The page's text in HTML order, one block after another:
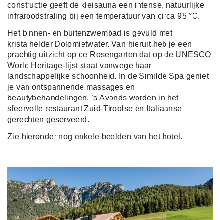
constructie geeft de kleisauna een intense, natuurlijke
infraroodstraling bij een temperatuur van circa 95 °C.
Het binnen- en buitenzwembad is gevuld met
kristalhelder Dolomietwater. Van hieruit heb je een
prachtig uitzicht op de Rosengarten dat op de UNESCO
World Heritage-lijst staat vanwege haar
landschappelijke schoonheid. In de Similde Spa geniet
je van ontspannende massages en
beautybehandelingen. ’s Avonds worden in het
sfeervolle restaurant Zuid-Tiroolse en Italiaanse
gerechten geserveerd.
Zie hieronder nog enkele beelden van het hotel.